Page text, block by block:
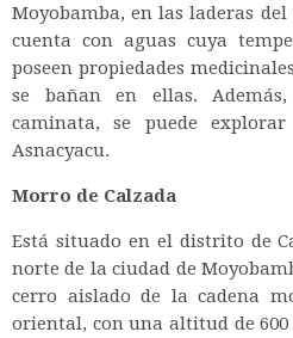
Moyobamba, en las laderas
cuenta con aguas cuya
poseen propiedades
se bañan en ellas.
caminata, se puede
Asnacyacu.
Morro de Calzada
Está situado en el distrito de
norte de la ciudad de
cerro aislado de la cadena
oriental, con una altitud de